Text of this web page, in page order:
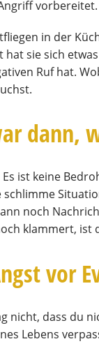
vorbereitet.
in der
hat sie sich
Ruf hat.
dann,
Es ist keine
noch
klammert, ist
vor
nicht, dass du
Lebens